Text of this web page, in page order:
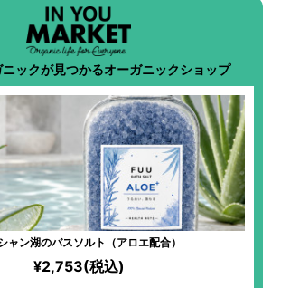
ックが見つかるオーガニックショップ
ャン湖のバスソルト（アロエ配合）
¥2,753(税込)